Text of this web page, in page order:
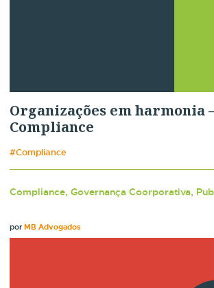
Organizações em harmonia
Compliance
#Compliance
Compliance, Governança Coorporativa,
porMB Advogados